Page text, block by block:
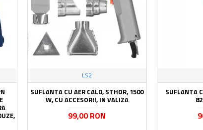
LS2
SUFLANTA CU AER CALD, STHOR, 1500
W, CU ACCESORII, IN VALIZA
99,00 RON
SUFLANTA